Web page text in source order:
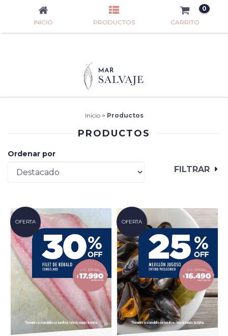
INICIO PRODUCTOS CARRITO
0
Inicio > Productos
PRODUCTOS
Ordenar por
FILTRAR
OFERTA OFERTA